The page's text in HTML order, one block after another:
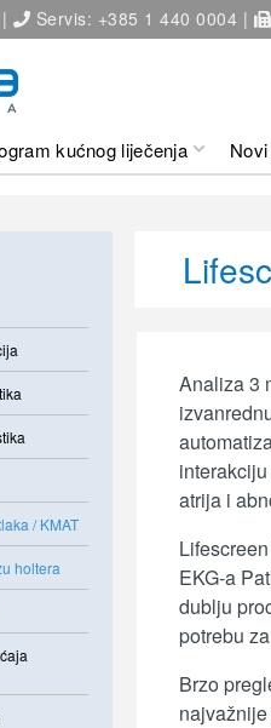
Servis: +385 1 440 0004 |
kućnog liječenja
/ KMAT
holtera
Analiza 3
atrija i
EKG-a
dublju
potrebu
Brzo